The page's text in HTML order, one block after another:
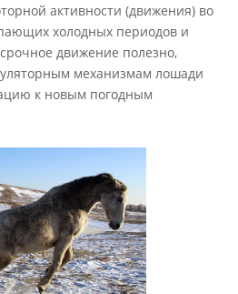
активности (движения) во
холодных периодов и
движение полезно,
механизмам лошади
к новым погодным